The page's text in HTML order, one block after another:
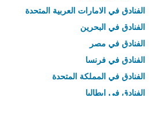
الفنادق في الامارات العربية المتحدة
الفنادق في البحرين
الفنادق في مصر
الفنادق في فرنسا
الفنادق في المملكة المتحدة
الفنادق في إيطاليا